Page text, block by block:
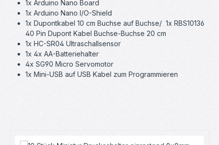
1x Arduino Nano Board
1x Arduino Nano I/O-Shield
1x Dupontkabel 10 cm Buchse auf Buchse/ 1x RBS10136
40 Pin Dupont Kabel Buchse-Buchse 20 cm
1x HC-SR04 Ultraschallsensor
1x 4x AA-Batteriehalter
4x SG90 Micro Servomotor
1x Mini-USB auf USB Kabel zum Programmieren
Produktgalerie überspringen